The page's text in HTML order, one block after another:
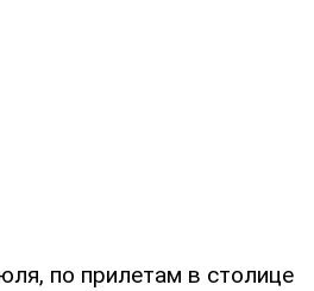
по прилетам в столице